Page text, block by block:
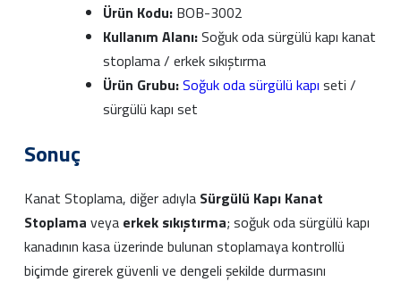
Ürün Kodu: BOB-3002
Kullanım Alanı:Soğuk oda sürgülü kapı kanat
stoplama / erkek sıkıştırma
Ürün Grubu:Soğuk oda sürgülü kapı seti /
sürgülü kapı set
Sonuç
Kanat Stoplama, diğer adıyla Sürgülü Kapı Kanat
Stoplama veya erkek sıkıştırma; soğuk oda sürgülü kapı
kanadının kasa üzerinde bulunan stoplamaya kontrollü
biçimde girerek güvenli ve dengeli şekilde durmasını